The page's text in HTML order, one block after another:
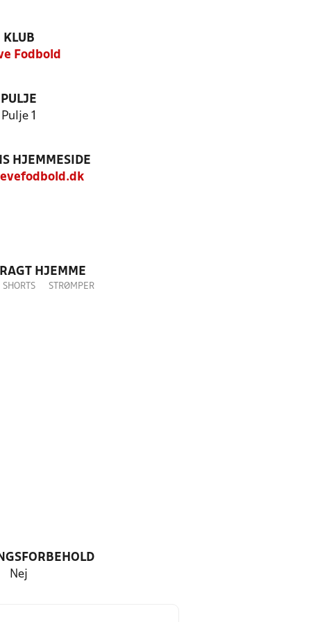
KLUB
Fodbold
PULJE
Pulje 1
HJEMMESIDE
HJEMME
SHORTS STRØMPER
Nej